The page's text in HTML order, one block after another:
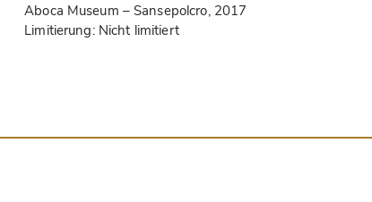
Aboca Museum – Sansepolcro, 2017
Limitierung: Nicht limitiert